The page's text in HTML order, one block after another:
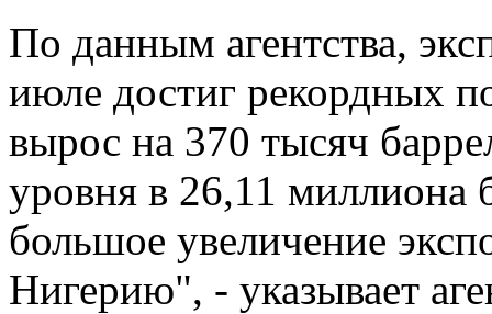
По данным агентства,
июле достиг рекордных
вырос на 370 тысяч
уровня в 26,11 миллиона
большое увеличение
Нигерию", - указывает